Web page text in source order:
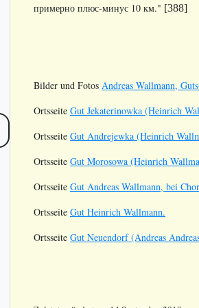
примерно плюс-минус 10 км." [388]
Bilder und Fotos Andreas Wallmann,
Ortsseite Gut Jekaterinowka (Heinrich
Ortsseite Gut Andrejewka (Heinrich
Ortsseite Gut Morosowa (Heinrich
Ortsseite Gut Andreas Wallmann, bei
Ortsseite Gut Heinrich Wallmann.
Ortsseite Gut Neuendorf (Andreas